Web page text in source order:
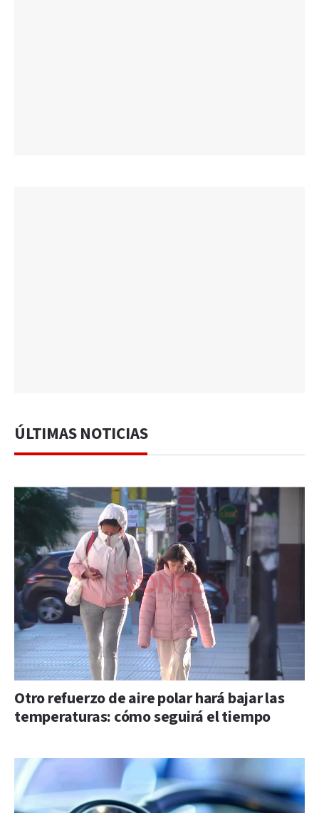
ÚLTIMAS NOTICIAS
Otro refuerzo de aire polar hará bajar las
temperaturas: cómo seguirá el tiempo